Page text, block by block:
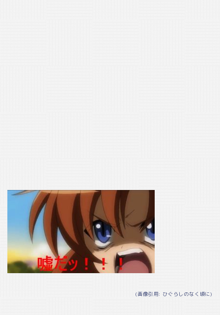
(画像引用: ひぐらしのなく頃に)